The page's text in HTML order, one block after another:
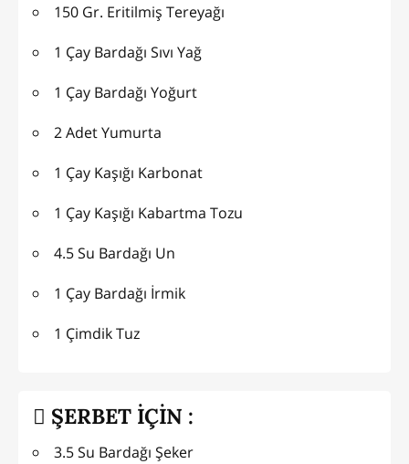
150 Gr. Eritilmiş Tereyağı
1 Çay Bardağı Sıvı Yağ
1 Çay Bardağı Yoğurt
2 Adet Yumurta
1 Çay Kaşığı Karbonat
1 Çay Kaşığı Kabartma Tozu
4.5 Su Bardağı Un
1 Çay Bardağı İrmik
1 Çimdik Tuz
ŞERBET İÇİN :
3.5 Su Bardağı Şeker